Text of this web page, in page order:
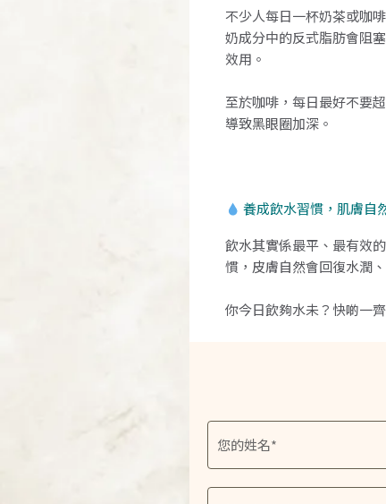
不少人每日一杯奶茶或咖
奶成分中的反式脂肪會阻
效用。
至於咖啡，每日最好不要
導致黑眼圈加深。
養成飲水習慣，肌膚自
飲水其實係最平、最有效
慣，皮膚自然會回復水潤
你今日飲夠水未？快啲一